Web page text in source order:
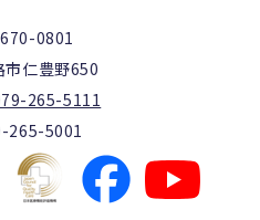
0801
市仁豊野650
265-5111
265-5001